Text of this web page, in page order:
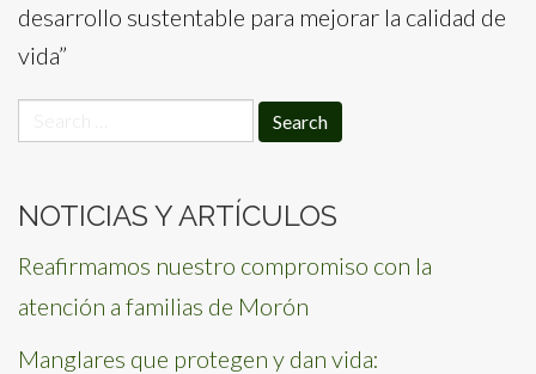
desarrollo sustentable para mejorar la calidad de
vida”
for:
NOTICIAS Y ARTÍCULOS
Reafirmamos nuestro compromiso con la
atención a familias de Morón
Manglares que protegen y dan vida: